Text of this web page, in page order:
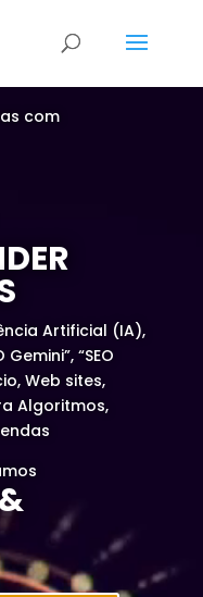
com
Artificial (IA),
“SEO
Web sites,
Algoritmos,